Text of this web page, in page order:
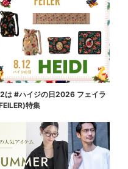
は #ハイジの日2026 フェイラ
特集